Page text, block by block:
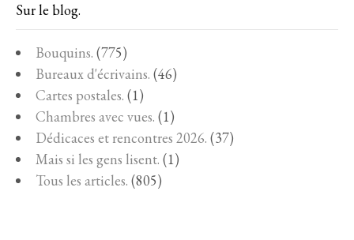
Sur le blog.
Bouquins. (775)
Bureaux d'écrivains. (46)
Cartes postales. (1)
Chambres avec vues. (1)
Dédicaces et rencontres 2026. (37)
Mais si les gens lisent. (1)
Tous les articles. (805)